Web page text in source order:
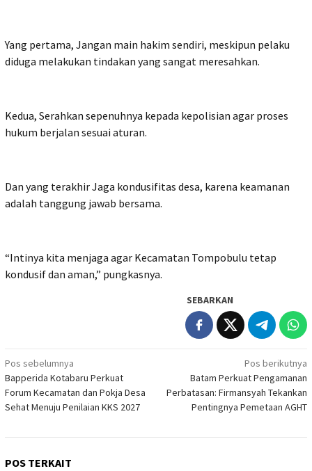
Yang pertama, Jangan main hakim sendiri, meskipun pelaku
diduga melakukan tindakan yang sangat meresahkan.
Kedua, Serahkan sepenuhnya kepada kepolisian agar proses
hukum berjalan sesuai aturan.
Dan yang terakhir Jaga kondusifitas desa, karena keamanan
adalah tanggung jawab bersama.
“Intinya kita menjaga agar Kecamatan Tompobulu tetap
kondusif dan aman,” pungkasnya.
SEBARKAN
Navigasi
pos
Pos sebelumnya
Bapperida Kotabaru Perkuat
Forum Kecamatan dan Pokja Desa
Sehat Menuju Penilaian KKS 2027
Pos berikutnya
Batam Perkuat Pengamanan
Perbatasan: Firmansyah Tekankan
Pentingnya Pemetaan AGHT
POS TERKAIT